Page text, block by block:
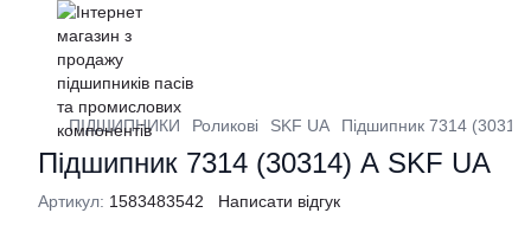
ПІДШИПНИКИ Роликові SKF UA Підшипник 7314
Підшипник 7314 (30314) А SKF UA
Артикул: 1583483542 Написати відгук